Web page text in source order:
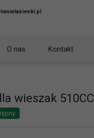
O nas Kontakt
wieszak 510CC